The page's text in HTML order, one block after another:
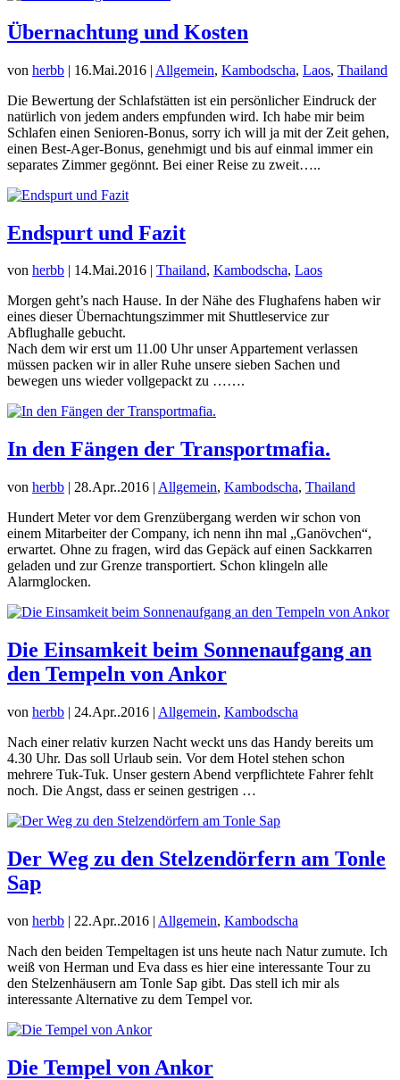
Übernachtung und Kosten
von herbb | 16.Mai.2016 | Allgemein, Kambodscha, Laos, Thailand
Die Bewertung der Schlafstätten ist ein persönlicher Eindruck der
natürlich von jedem anders empfunden wird. Ich habe mir beim
Schlafen einen Senioren-Bonus, sorry ich will ja mit der Zeit gehen,
einen Best-Ager-Bonus, genehmigt und bis auf einmal immer ein
separates Zimmer gegönnt. Bei einer Reise zu zweit…..
Endspurt und Fazit
von herbb | 14.Mai.2016 | Thailand, Kambodscha, Laos
Morgen geht’s nach Hause. In der Nähe des Flughafens haben wir
eines dieser Übernachtungszimmer mit Shuttleservice zur
Abflughalle gebucht.
Nach dem wir erst um 11.00 Uhr unser Appartement verlassen
müssen packen wir in aller Ruhe unsere sieben Sachen und
bewegen uns wieder vollgepackt zu …….
In den Fängen der Transportmafia.
von herbb | 28.Apr..2016 | Allgemein, Kambodscha, Thailand
Hundert Meter vor dem Grenzübergang werden wir schon von
einem Mitarbeiter der Company, ich nenn ihn mal „Ganövchen“,
erwartet. Ohne zu fragen, wird das Gepäck auf einen Sackkarren
geladen und zur Grenze transportiert. Schon klingeln alle
Alarmglocken.
Die Einsamkeit beim Sonnenaufgang an
den Tempeln von Ankor
von herbb | 24.Apr..2016 | Allgemein, Kambodscha
Nach einer relativ kurzen Nacht weckt uns das Handy bereits um
4.30 Uhr. Das soll Urlaub sein. Vor dem Hotel stehen schon
mehrere Tuk-Tuk. Unser gestern Abend verpflichtete Fahrer fehlt
noch. Die Angst, dass er seinen gestrigen …
Der Weg zu den Stelzendörfern am Tonle
Sap
von herbb | 22.Apr..2016 | Allgemein, Kambodscha
Nach den beiden Tempeltagen ist uns heute nach Natur zumute. Ich
weiß von Herman und Eva dass es hier eine interessante Tour zu
den Stelzenhäusern am Tonle Sap gibt. Das stell ich mir als
interessante Alternative zu dem Tempel vor.
Die Tempel von Ankor